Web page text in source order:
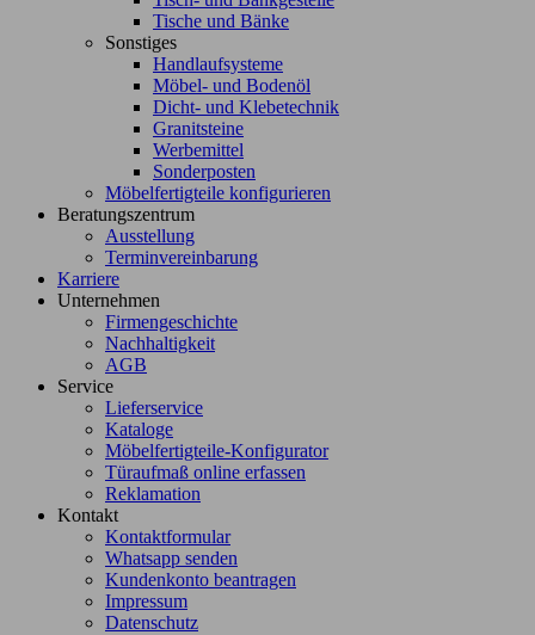
Tische und Bänke
Sonstiges
Handlaufsysteme
Möbel- und Bodenöl
Dicht- und Klebetechnik
Granitsteine
Werbemittel
Sonderposten
Möbelfertigteile konfigurieren
Beratungszentrum
Ausstellung
Terminvereinbarung
Karriere
Unternehmen
Firmengeschichte
Nachhaltigkeit
AGB
Service
Lieferservice
Kataloge
Möbelfertigteile-Konfigurator
Türaufmaß online erfassen
Reklamation
Kontakt
Kontaktformular
Whatsapp senden
Kundenkonto beantragen
Impressum
Datenschutz